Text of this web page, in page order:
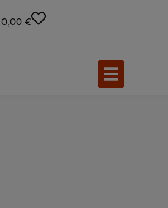
0,00 €